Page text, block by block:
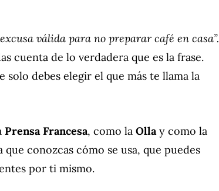
válida para no preparar café en casa”.
cuenta de lo verdadera que es la frase.
solo debes elegir el que más te llama la
Prensa Francesa, como la Ollay como la
conozcas cómo se usa, que puedes
por ti mismo.